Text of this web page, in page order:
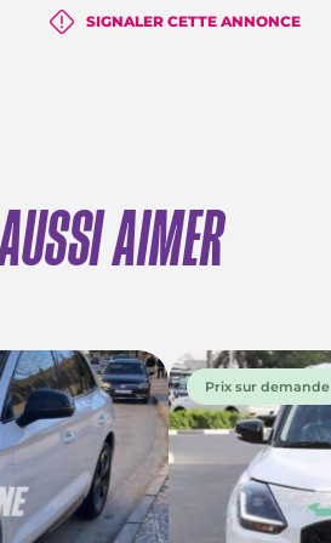
SIGNALER CETTE ANNONCE
AIMER
Prix sur demande